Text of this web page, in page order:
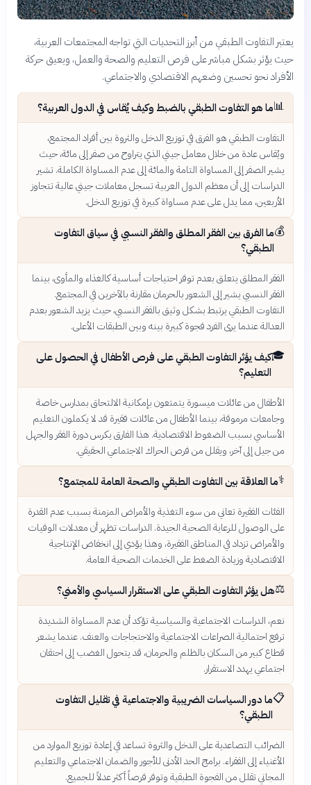
يعتبر التفاوت الطبقي من أبرز التحديات التي تواجه المجتمعات العربية،
حيث يؤثر بشكل مباشر على فرص التعليم والصحة والعمل، ويعيق حركة
الأفراد نحو تحسين وضعهم الاقتصادي والاجتماعي.
📊ما هو التفاوت الطبقي بالضبط وكيف يُقاس في الدول العربية؟
التفاوت الطبقي هو الفرق في توزيع الدخل والثروة بين أفراد المجتمع،
ويُقاس عادة من خلال معامل جيني الذي يتراوح من صفر إلى مائة، حيث
يشير الصفر إلى المساواة التامة والمائة إلى عدم المساواة الكاملة. تشير
الدراسات إلى أن معظم الدول العربية تسجل معاملات جيني عالية تتجاوز
الأربعين، مما يدل على عدم مساواة كبيرة في توزيع الدخل.
💰ما الفرق بين الفقر المطلق والفقر النسبي في سياق التفاوت
الطبقي؟
الفقر المطلق يتعلق بعدم توفر احتياجات أساسية كالغذاء والمأوى، بينما
الفقر النسبي يشير إلى الشعور بالحرمان مقارنة بالآخرين في المجتمع.
التفاوت الطبقي يرتبط بشكل وثيق بالفقر النسبي، حيث يزيد الشعور بعدم
العدالة عندما يرى الفرد فجوة كبيرة بينه وبين الطبقات الأعلى.
🎓كيف يؤثر التفاوت الطبقي على فرص الأطفال في الحصول على
التعليم؟
الأطفال من عائلات ميسورة يتمتعون بإمكانية الالتحاق بمدارس خاصة
وجامعات مرموقة، بينما الأطفال من عائلات فقيرة قد لا يكملون التعليم
الأساسي بسبب الضغوط الاقتصادية. هذا الفارق يكرس دورة الفقر والجهل
من جيل إلى آخر، ويقلل من فرص الحراك الاجتماعي الحقيقي.
⚕️ما العلاقة بين التفاوت الطبقي والصحة العامة للمجتمع؟
الفئات الفقيرة تعاني من سوء التغذية والأمراض المزمنة بسبب عدم القدرة
على الوصول للرعاية الصحية الجيدة. الدراسات تظهر أن معدلات الوفيات
والأمراض تزداد في المناطق الفقيرة، وهذا يؤدي إلى انخفاض الإنتاجية
الاقتصادية وزيادة الضغط على الخدمات الصحية العامة.
⚖️هل يؤثر التفاوت الطبقي على الاستقرار السياسي والأمني؟
نعم، الدراسات الاجتماعية والسياسية تؤكد أن عدم المساواة الشديدة
ترفع احتمالية الصراعات الاجتماعية والاحتجاجات والعنف. عندما يشعر
قطاع كبير من السكان بالظلم والحرمان، قد يتحول الغضب إلى احتقان
اجتماعي يهدد الاستقرار.
📋ما دور السياسات الضريبية والاجتماعية في تقليل التفاوت
الطبقي؟
الضرائب التصاعدية على الدخل والثروة تساعد في إعادة توزيع الموارد من
الأغنياء إلى الفقراء. برامج الحد الأدنى للأجور والضمان الاجتماعي والتعليم
المجاني تقلل من الفجوة الطبقية وتوفر فرصاً أكثر عدلاً للجميع.